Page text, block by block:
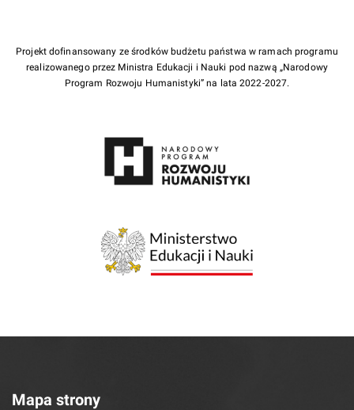
Projekt dofinansowany ze środków budżetu państwa w ramach programu
realizowanego przez Ministra Edukacji i Nauki pod nazwą „Narodowy
Program Rozwoju Humanistyki” na lata 2022-2027.
Mapa strony